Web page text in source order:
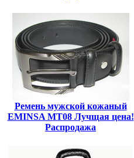
Ремень мужской кожаный
EMINSA MT08 Лучщая цена!
Распродажа